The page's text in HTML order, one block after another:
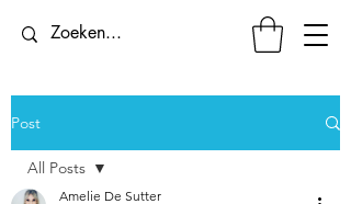
Post
All Posts
Amelie De Sutter